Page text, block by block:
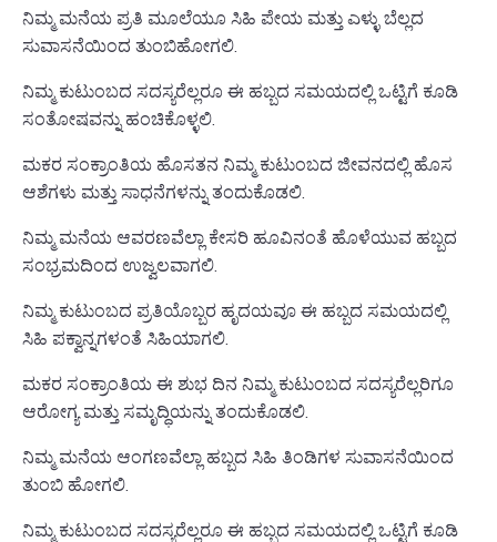
ನಿಮ್ಮ ಮನೆಯ ಪ್ರತಿ ಮೂಲೆಯೂ ಸಿಹಿ ಪೇಯ ಮತ್ತು ಎಳ್ಳು ಬೆಲ್ಲದ
ಸುವಾಸನೆಯಿಂದ ತುಂಬಿಹೋಗಲಿ.
ನಿಮ್ಮ ಕುಟುಂಬದ ಸದಸ್ಯರೆಲ್ಲರೂ ಈ ಹಬ್ಬದ ಸಮಯದಲ್ಲಿ ಒಟ್ಟಿಗೆ ಕೂಡಿ
ಸಂತೋಷವನ್ನು ಹಂಚಿಕೊಳ್ಳಲಿ.
ಮಕರ ಸಂಕ್ರಾಂತಿಯ ಹೊಸತನ ನಿಮ್ಮ ಕುಟುಂಬದ ಜೀವನದಲ್ಲಿ ಹೊಸ
ಆಶೆಗಳು ಮತ್ತು ಸಾಧನೆಗಳನ್ನು ತಂದುಕೊಡಲಿ.
ನಿಮ್ಮ ಮನೆಯ ಆವರಣವೆಲ್ಲಾ ಕೇಸರಿ ಹೂವಿನಂತೆ ಹೊಳೆಯುವ ಹಬ್ಬದ
ಸಂಭ್ರಮದಿಂದ ಉಜ್ವಲವಾಗಲಿ.
ನಿಮ್ಮ ಕುಟುಂಬದ ಪ್ರತಿಯೊಬ್ಬರ ಹೃದಯವೂ ಈ ಹಬ್ಬದ ಸಮಯದಲ್ಲಿ
ಸಿಹಿ ಪಕ್ವಾನ್ನಗಳಂತೆ ಸಿಹಿಯಾಗಲಿ.
ಮಕರ ಸಂಕ್ರಾಂತಿಯ ಈ ಶುಭ ದಿನ ನಿಮ್ಮ ಕುಟುಂಬದ ಸದಸ್ಯರೆಲ್ಲರಿಗೂ
ಆರೋಗ್ಯ ಮತ್ತು ಸಮೃದ್ಧಿಯನ್ನು ತಂದುಕೊಡಲಿ.
ನಿಮ್ಮ ಮನೆಯ ಆಂಗಣವೆಲ್ಲಾ ಹಬ್ಬದ ಸಿಹಿ ತಿಂಡಿಗಳ ಸುವಾಸನೆಯಿಂದ
ತುಂಬಿ ಹೋಗಲಿ.
ನಿಮ್ಮ ಕುಟುಂಬದ ಸದಸ್ಯರೆಲ್ಲರೂ ಈ ಹಬ್ಬದ ಸಮಯದಲ್ಲಿ ಒಟ್ಟಿಗೆ ಕೂಡಿ